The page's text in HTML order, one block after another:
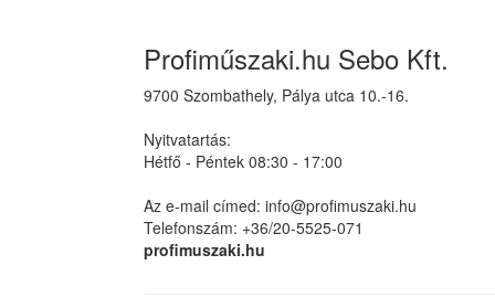
Profiműszaki.hu Sebo Kft.
9700 Szombathely, Pálya utca 10.-16.
Nyitvatartás:
Hétfő - Péntek 08:30 - 17:00
Az e-mail címed: info@profimuszaki.hu
Telefonszám: +36/20-5525-071
profimuszaki.hu